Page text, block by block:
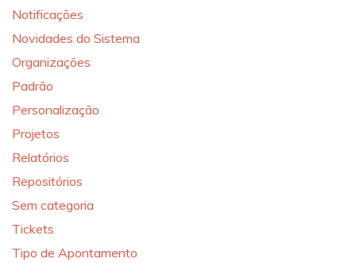
Notificações
Novidades do Sistema
Organizações
Padrão
Personalização
Projetos
Relatórios
Repositórios
Sem categoria
Tickets
Tipo de Apontamento